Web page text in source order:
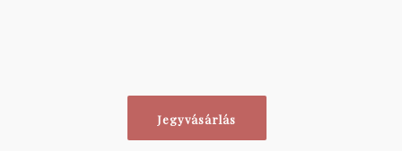
Jegyvásárlás